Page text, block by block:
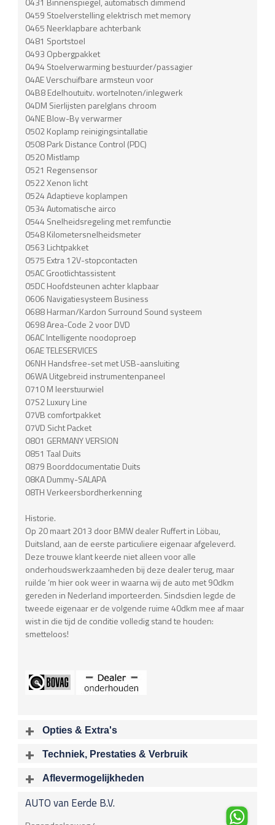
0459 Stoelverstelling elektrisch met memory
0465 Neerklapbare achterbank
0481 Sportstoel
0493 Opbergpakket
0494 Stoelverwarming bestuurder/passagier
04AE Verschuifbare armsteun voor
04B8 Edelhoutuitv. wortelnoten/inlegwerk
04DM Sierlijsten parelglans chroom
04NE Blow-By verwarmer
0502 Koplamp reinigingsintallatie
0508 Park Distance Control (PDC)
0520 Mistlamp
0521 Regensensor
0522 Xenon licht
0524 Adaptieve koplampen
0534 Automatische airco
0544 Snelheidsregeling met remfunctie
0548 Kilometersnelheidsmeter
0563 Lichtpakket
0575 Extra 12V-stopcontacten
05AC Grootlichtassistent
05DC Hoofdsteunen achter klapbaar
0606 Navigatiesysteem Business
0688 Harman/Kardon Surround Sound systeem
0698 Area-Code 2 voor DVD
06AC Intelligente noodoproep
06AE TELESERVICES
06NH Handsfree-set met USB-aansluiting
06WA Uitgebreid instrumentenpaneel
0710 M leerstuurwiel
07S2 Luxury Line
07VB comfortpakket
07VD Sicht Packet
0801 GERMANY VERSION
0851 Taal Duits
0879 Boorddocumentatie Duits
08KA Dummy-SALAPA
08TH Verkeersbordherkenning
Historie.
Op 20 maart 2013 door BMW dealer Ruffert in Löbau,
Duitsland, aan de eerste particuliere eigenaar afgeleverd.
Deze trouwe klant keerde niet alleen voor alle
onderhoudswerkzaamheden bij deze dealer terug, maar
ruilde ‘m hier ook weer in waarna wij de auto met 90dkm
gereden in Nederland importeerden. Sindsdien legde de
tweede eigenaar er de volgende ruime 40dkm mee af maar
wist in die tijd de conditie volledig stand te houden:
smetteloos!
Opties & Extra's
Audio installatie
Bluetooth carkit
Techniek, Prestaties & Verbruik
6 2979 cc
Vermogen
Aflevermogelijkheden
onderstaande
AUTO van Eerde B.V.